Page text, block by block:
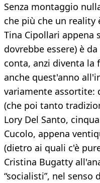
Senza montaggio
che più che un
Tina Cipollari appena
dovrebbe essere) è
conta, anzi diventa la
anche quest'anno
variamente assortite:
(che poi tanto
Lory Del Santo,
Cucolo, appena
(dietro ai quali c'è
Cristina Bugatty
“socialisti”, nel senso